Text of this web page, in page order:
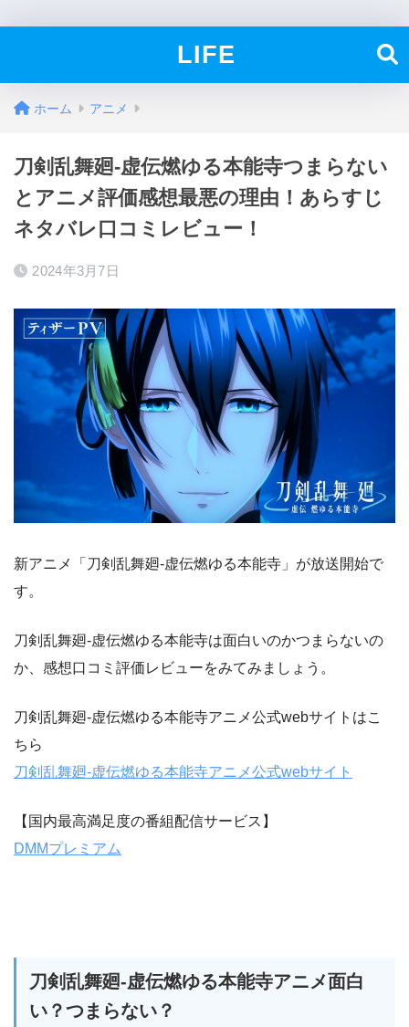
LIFE
ホーム アニメ
刀剣乱舞廻-虚伝燃ゆる本能寺つまらない
とアニメ評価感想最悪の理由！あらすじ
ネタバレ口コミレビュー！
2024年3月7日
新アニメ「刀剣乱舞廻-虚伝燃ゆる本能寺」が放送開始で
す。
刀剣乱舞廻-虚伝燃ゆる本能寺は面白いのかつまらないの
か、感想口コミ評価レビューをみてみましょう。
刀剣乱舞廻-虚伝燃ゆる本能寺アニメ公式webサイトはこ
ちら
刀剣乱舞廻-虚伝燃ゆる本能寺アニメ公式webサイト
【国内最高満足度の番組配信サービス】
DMMプレミアム
刀剣乱舞廻-虚伝燃ゆる本能寺アニメ面白
い？つまらない？